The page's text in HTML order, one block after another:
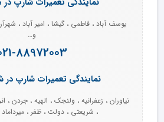
یوسف آباد ، فاطمی ، گیشا ، امیر آباد ،
و…
88972003
نمایندگی تعمیرات شارپ در
نیاوران ، زعفرانیه ، ولنجک ، الهیه ، جردن ،
، شریعتی ، دولت ، ظفر ،